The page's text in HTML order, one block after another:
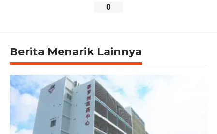
0
Berita Menarik Lainnya